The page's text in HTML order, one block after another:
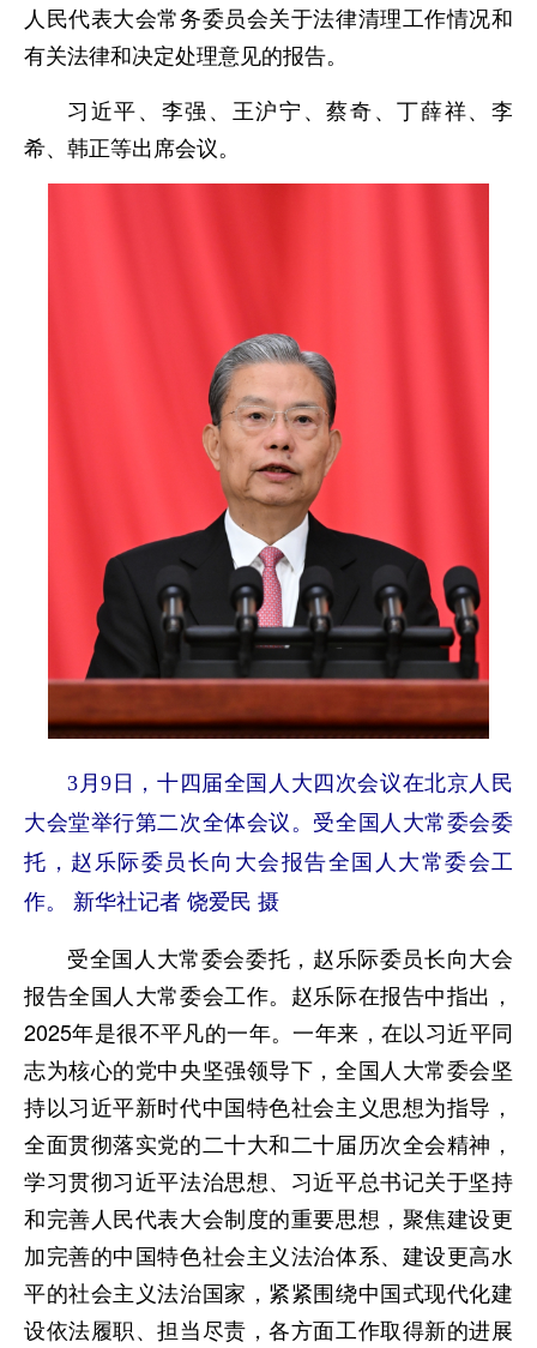
人民代表大会常务委员会关于法律清理工作情况和
有关法律和决定处理意见的报告。
习近平、李强、王沪宁、蔡奇、丁薛祥、李
希、韩正等出席会议。
3月9日，十四届全国人大四次会议在北京人民
大会堂举行第二次全体会议。受全国人大常委会委
托，赵乐际委员长向大会报告全国人大常委会工
作。 新华社记者 饶爱民 摄
受全国人大常委会委托，赵乐际委员长向大会
报告全国人大常委会工作。赵乐际在报告中指出，
2025年是很不平凡的一年。一年来，在以习近平同
志为核心的党中央坚强领导下，全国人大常委会坚
持以习近平新时代中国特色社会主义思想为指导，
全面贯彻落实党的二十大和二十届历次全会精神，
学习贯彻习近平法治思想、习近平总书记关于坚持
和完善人民代表大会制度的重要思想，聚焦建设更
加完善的中国特色社会主义法治体系、建设更高水
平的社会主义法治国家，紧紧围绕中国式现代化建
设依法履职、担当尽责，各方面工作取得新的进展